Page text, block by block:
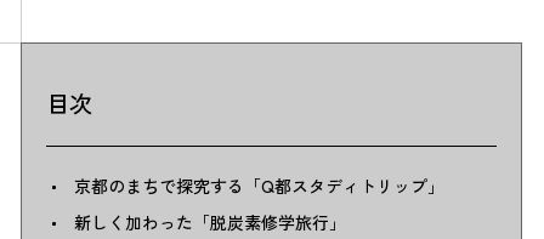
目次
京都のまちで探究する「Q都スタディトリップ」
新しく加わった「脱炭素修学旅行」